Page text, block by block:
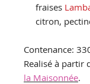
fraises
citron,
Contenance:
Realisé à partir
la Maisonnée.